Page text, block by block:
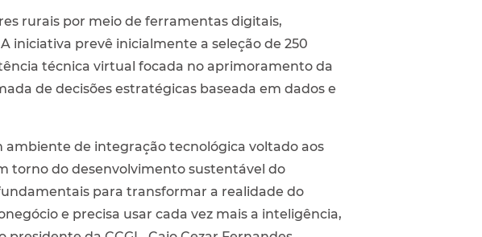
rurais por meio de ferramentas digitais,
iniciativa prevê inicialmente a seleção de 250
técnica virtual focada no aprimoramento da
de decisões estratégicas baseada em dados e
de integração tecnológica voltado aos
torno do desenvolvimento sustentável do
para transformar a realidade do
e precisa usar cada vez mais a inteligência,